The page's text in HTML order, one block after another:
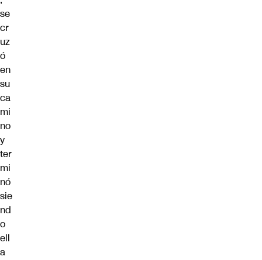
se
cr
uz
ó
en
su
ca
mi
no
y
ter
mi
nó
sie
nd
o
ell
a